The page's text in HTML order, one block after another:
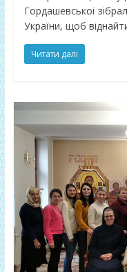
Гордашевської
України, щоб
Читати далі